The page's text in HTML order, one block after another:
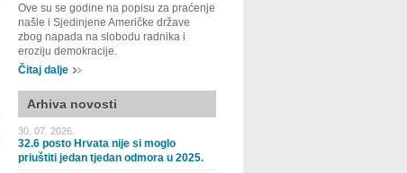
Ove su se godine na popisu za praćenje
našle i Sjedinjene Američke države
zbog napada na slobodu radnika i
eroziju demokracije.
Čitaj dalje
Arhiva novosti
30. 07. 2026.
32.6 posto Hrvata nije si moglo
priuštiti jedan tjedan odmora u 2025.